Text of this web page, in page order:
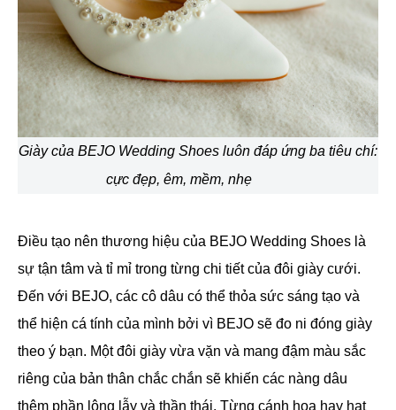
Giày của BEJO Wedding Shoes luôn đáp ứng ba tiêu chí:
cực đẹp, êm, mềm, nhẹ
Điều tạo nên thương hiệu của BEJO Wedding Shoes là
sự tận tâm và tỉ mỉ trong từng chi tiết của đôi giày cưới.
Đến với BEJO, các cô dâu có thể thỏa sức sáng tạo và
thể hiện cá tính của mình bởi vì BEJO sẽ đo ni đóng giày
theo ý bạn. Một đôi giày vừa vặn và mang đậm màu sắc
riêng của bản thân chắc chắn sẽ khiến các nàng dâu
thêm phần lộng lẫy và thần thái. Từng cánh hoa hay hạt